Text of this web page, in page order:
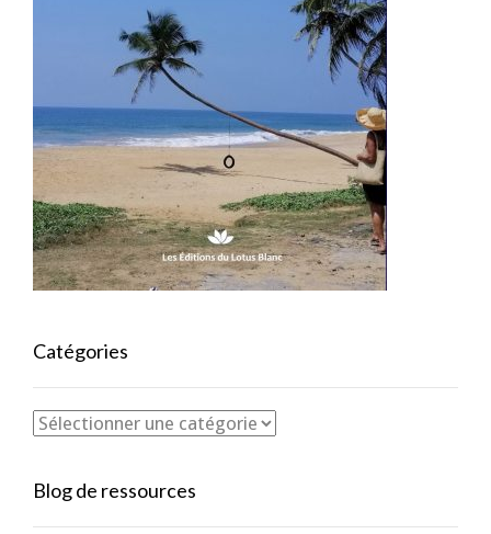
Catégories
Blog de ressources